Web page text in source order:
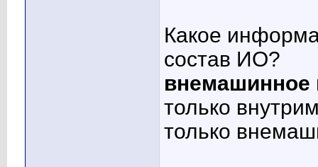
Какое
состав ИО?
только
только